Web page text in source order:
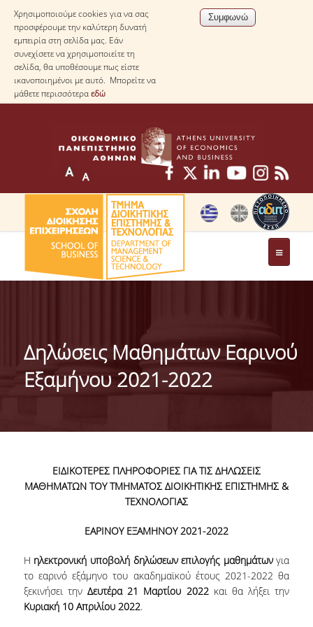
Χρησιμοποιούμε cookies για να σας
προσφέρουμε την καλύτερη δυνατή
εμπειρία στη σελίδα μας. Εάν
συνεχίσετε να χρησιμοποιείτε τη
σελίδα, θα υποθέσουμε πως είστε
ικανοποιημένοι με αυτό. Μπορείτε να
μάθετε περισσότεραεδώ
ΤΟ ΤΜΗΜΑ
ΤΑΥΤΟΤΗΤΑ ΤΟΥ ΤΜΗΜΑΤΟΣ
ΑΠΟΣΤΟΛΗ ΤΟΥ ΤΜΗΜΑΤΟΣ
TESTIMONIALS ΔΙΑΚΡΙΣΕΩΝ
ΠΡΟΓΡΑΜΜΑ ΥΠΟΤΡΟΦΙΩΝ
ΚΡΙΤΗΡΙΑ ΚΑΙ ΔΙΑΔΙΚΑΣΙΑ ΕΠΙΛΟΓΗΣ
Δηλώσεις Μαθημάτων Εαρινού
Εξαμήνου 2021-2022
ΕΙΔΙΚΟΤΕΡΕΣ ΠΛΗΡΟΦΟΡΙΕΣ ΓΙΑ ΤΙΣ ΔΗΛΩΣΕΙΣ
ΜΑΘΗΜΑΤΩΝ ΤΟΥ ΤΜΗΜΑΤΟΣ ΔΙΟΙΚΗΤΙΚΗΣ ΕΠΙΣΤΗΜΗΣ &
ΤΕΧΝΟΛΟΓΙΑΣ
ΕΑΡΙΝΟΥ ΕΞΑΜΗΝΟΥ 2021-2022
Η ηλεκτρονική υποβολή δηλώσεων επιλογής μαθημάτωνγια
το εαρινό εξάμηνο του ακαδημαϊκού έτους 2021-2022 θα
ξεκινήσει την Δευτέρα 21 Μαρτίου 2022και θα λήξει την
Κυριακή 10 Απριλίου 2022.